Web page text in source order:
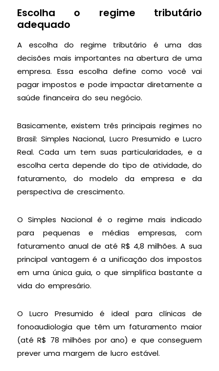
Escolha o regime tributário
adequado
A escolha do regime tributário é uma das
decisões mais importantes na abertura de uma
empresa. Essa escolha define como você vai
pagar impostos e pode impactar diretamente a
saúde financeira do seu negócio.
Basicamente, existem três principais regimes no
Brasil: Simples Nacional, Lucro Presumido e Lucro
Real. Cada um tem suas particularidades, e a
escolha certa depende do tipo de atividade, do
faturamento, do modelo da empresa e da
perspectiva de crescimento.
O Simples Nacional é o regime mais indicado
para pequenas e médias empresas, com
faturamento anual de até R$ 4,8 milhões. A sua
principal vantagem é a unificação dos impostos
em uma única guia, o que simplifica bastante a
vida do empresário.
O Lucro Presumido é ideal para clínicas de
fonoaudiologia que têm um faturamento maior
(até R$ 78 milhões por ano) e que conseguem
prever uma margem de lucro estável.